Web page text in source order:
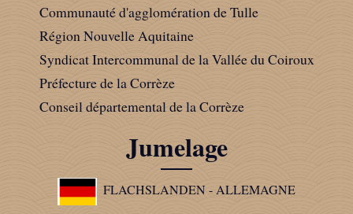
Communauté d'agglomération de Tulle
Région Nouvelle Aquitaine
Syndicat Intercommunal de la Vallée du Coiroux
Préfecture de la Corrèze
Conseil départemental de la Corrèze
Jumelage
FLACHSLANDEN - ALLEMAGNE